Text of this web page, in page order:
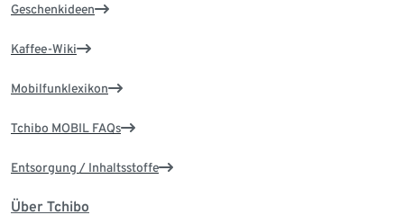
Geschenkideen
Kaffee-Wiki
Mobilfunklexikon
Tchibo MOBIL FAQs
Entsorgung / Inhaltsstoffe
Über Tchibo